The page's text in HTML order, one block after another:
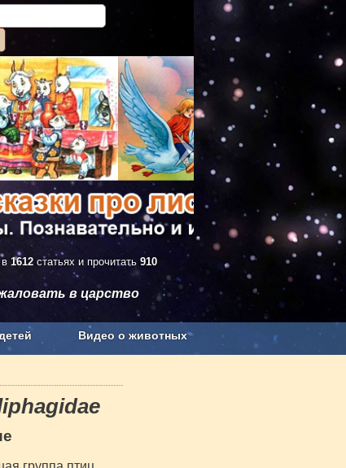
1612 статьях и прочитать 910
в царство
Видео о животных